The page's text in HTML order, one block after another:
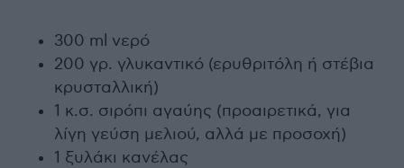
300 ml νερό
200 γρ. γλυκαντικό (ερυθριτόλη ή στέβια
κρυσταλλική)
1 κ.σ. σιρόπι αγαύης (προαιρετικά, για
λίγη γεύση μελιού, αλλά με προσοχή)
1 ξυλάκι κανέλας